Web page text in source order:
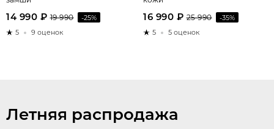
14 990 ₽19 990
-25%
5
9 оценок
16 990 ₽25 990
-35%
5
5 оценок
Летняя распродажа